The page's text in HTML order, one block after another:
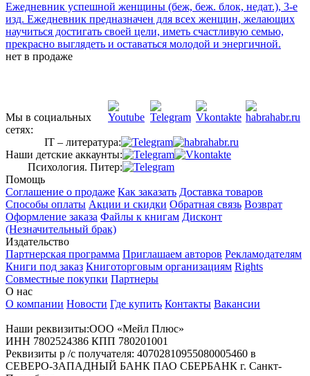
Ежедневник успешной женщины (беж, беж. блок, недат.), 3-е
изд. Ежедневник предназначен для всех женщин, желающих
научиться достигать своей цели, иметь счастливую семью,
прекрасно выглядеть и оставаться молодой и энергичной.
нет в продаже
Мы в социальных
сетях:
IT – литература:
Наши детские аккаунты:
Психология. Питер:
Помощь
Соглашение о продаже Как заказать Доставка товаров
Способы оплаты Акции и скидки Обратная связь Возврат
Оформление заказа Файлы к книгам Дисконт
(Незначительный брак)
Издательство
Партнерская программа Приглашаем авторов Рекламодателям
Книги под заказ Книготорговым организациям Rights
Совместные покупки Партнеры
О нас
О компании Новости Где купить Контакты Вакансии
Наши реквизиты:ООО «Мейл Плюс»
ИНН 7802524386 КПП 780201001
Реквизиты р /с получателя: 40702810955080005460 в
СЕВЕРО-ЗАПАДНЫЙ БАНК ПАО СБЕРБАНК г. Санкт-